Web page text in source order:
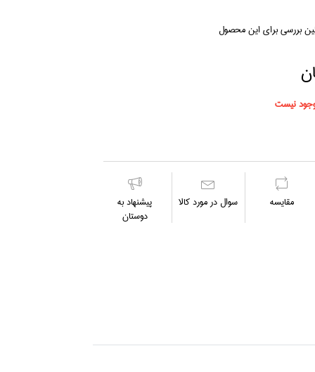
بررسی برای این محصول
نیست
مقايسه سوال در مورد كالا
پیشنهاد به
دوستان